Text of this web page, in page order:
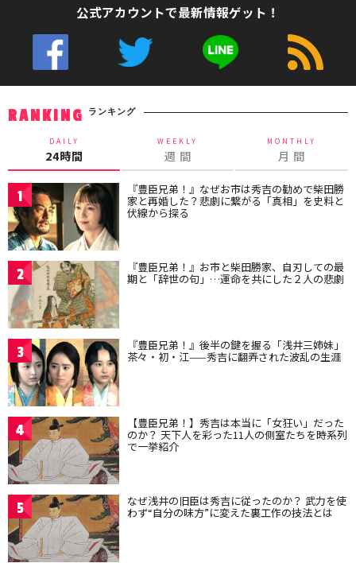
公式アカウントで最新情報ゲット！
RANKING ランキング
DAILY
24時間
WEEKLY
週 間
MONTHLY
月 間
1 『豊臣兄弟！』なぜお市は秀吉の勧めで柴田勝
家と再婚した？悲劇に繋がる「真相」を史料と
伏線から探る
2 『豊臣兄弟！』お市と柴田勝家、自刃しての最
期と「辞世の句」…運命を共にした２人の悲劇
3 『豊臣兄弟！』後半の鍵を握る「浅井三姉妹」
茶々・初・江——秀吉に翻弄された波乱の生涯
4 【豊臣兄弟！】秀吉は本当に「女狂い」だった
のか？ 天下人を彩った11人の側室たちを時系列
で一挙紹介
5 なぜ浅井の旧臣は秀吉に従ったのか？ 武力を使
わず“自分の味方”に変えた裏工作の技法とは